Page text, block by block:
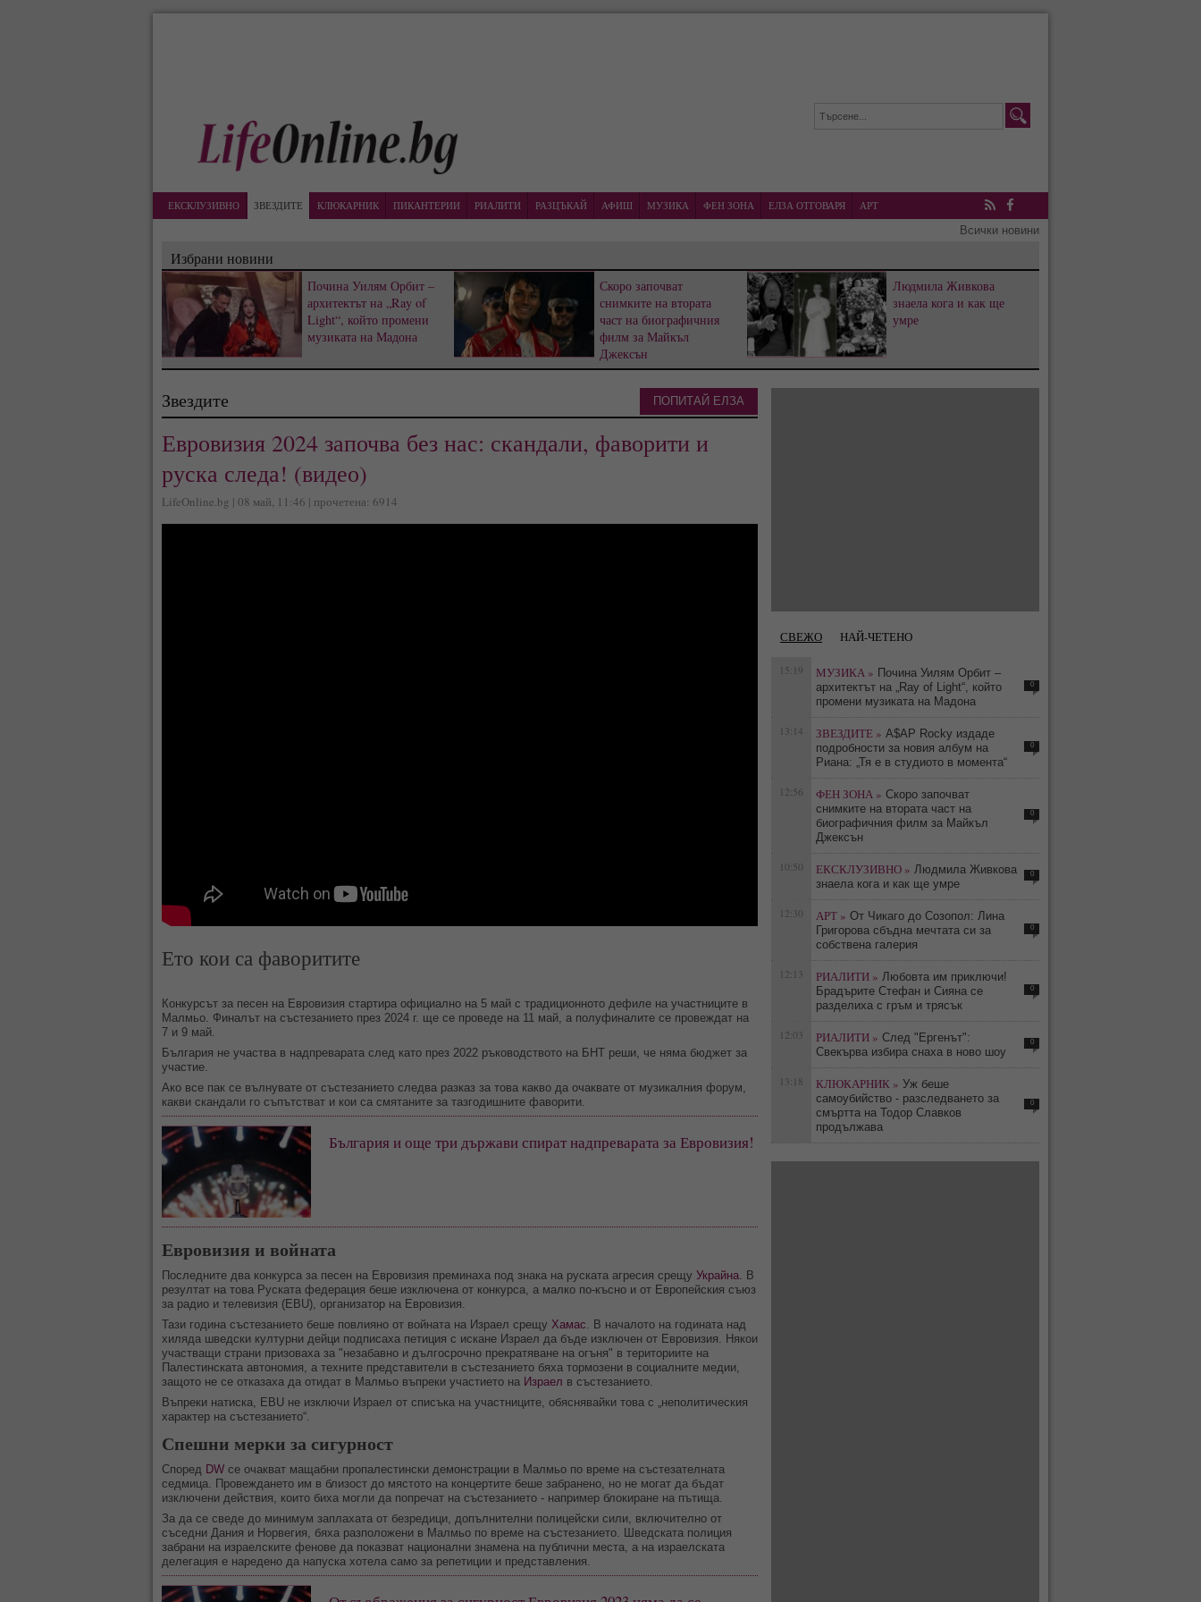
ЕКСКЛУЗИВНО ЗВЕЗДИТЕ КЛЮКАРНИК ПИКАНТЕРИИ РИАЛИТИ РАЗЦЪКАЙ АФИШ МУЗИКА ФЕН ЗОНА ЕЛЗА ОТГОВАРЯ
АРТ
RSS Facebook
Всички новини
Избрани новини
Почина Уилям Орбит –
архитектът на „Ray of
Light“, който промени
музиката на Мадона
Скоро започват
снимките на втората
част на биографичния
филм за Майкъл
Джексън
Людмила Живкова
знаела кога и как ще
умре
Звездите
Евровизия 2024 започва без нас: скандали, фаворити и
руска следа! (видео)
LifeOnline.bg | 08 май, 11:46 | прочетена: 6914
Ето кои са фаворитите
Конкурсът за песен на Евровизия стартира официално на 5 май с традиционното дефиле на участниците в
Малмьо. Финалът на състезанието през 2024 г. ще се проведе на 11 май, а полуфиналите се провеждат на
7 и 9 май.
България не участва в надпреварата след като през 2022 ръководството на БНТ реши, че няма бюджет за
участие.
Ако все пак се вълнувате от състезанието следва разказ за това какво да очаквате от музикалния форум,
какви скандали го съпътстват и кои са смятаните за тазгодишните фаворити.
България и още три държави спират надпреварата за Евровизия!
Евровизия и войната
Последните два конкурса за песен на Евровизия преминаха под знака на руската агресия срещу Украйна. В
резултат на това Руската федерация беше изключена от конкурса, а малко по-късно и от Европейския съюз
за радио и телевизия (EBU), организатор на Евровизия.
Тази година състезанието беше повлияно от войната на Израел срещу Хамас. В началото на годината над
хиляда шведски културни дейци подписаха петиция с искане Израел да бъде изключен от Евровизия. Някои
участващи страни призоваха за "незабавно и дългосрочно прекратяване на огъня" в териториите на
Палестинската автономия, а техните представители в състезанието бяха тормозени в социалните медии,
защото не се отказаха да отидат в Малмьо въпреки участието на Израел в състезанието.
Въпреки натиска, EBU не изключи Израел от списъка на участниците, обяснявайки това с „неполитическия
характер на състезанието“.
Спешни мерки за сигурност
Според DW се очакват мащабни пропалестински демонстрации в Малмьо по време на състезателната
седмица. Провеждането им в близост до мястото на концертите беше забранено, но не могат да бъдат
изключени действия, които биха могли да попречат на състезанието - например блокиране на пътища.
За да се сведе до минимум заплахата от безредици, допълнителни полицейски сили, включително от
съседни Дания и Норвегия, бяха разположени в Малмьо по време на състезанието. Шведската полиция
забрани на израелските фенове да показват национални знамена на публични места, а на израелската
делегация е наредено да напуска хотела само за репетиции и представления.
ПОПИТАЙ ЕЛЗА
СВЕЖО НАЙ-ЧЕТЕНО
15:19 МУЗИКА » Почина Уилям Орбит –
архитектът на „Ray of Light“, който
промени музиката на Мадона
0
13:14 ЗВЕЗДИТЕ » A$AP Rocky издаде
подробности за новия албум на
Риана: „Тя е в студиото в момента“
0
12:56 ФЕН ЗОНА » Скоро започват
снимките на втората част на
биографичния филм за Майкъл
Джексън
0
10:50 ЕКСКЛУЗИВНО » Людмила Живкова
знаела кога и как ще умре
0
12:30 АРТ » От Чикаго до Созопол: Лина
Григорова сбъдна мечтата си за
собствена галерия
0
12:13 РИАЛИТИ » Любовта им приключи!
Брадърите Стефан и Сияна се
разделиха с гръм и трясък
0
12:03 РИАЛИТИ » След "Ергенът":
Свекърва избира снаха в ново шоу
0
13:18 КЛЮКАРНИК » Уж беше
самоубийство - разследването за
смъртта на Тодор Славков
продължава
0